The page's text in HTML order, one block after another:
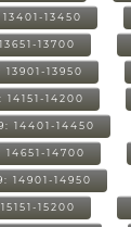
13450
13700
13901-13950
14151-14200
14401-14450
14651-14700
14901-14950
15200